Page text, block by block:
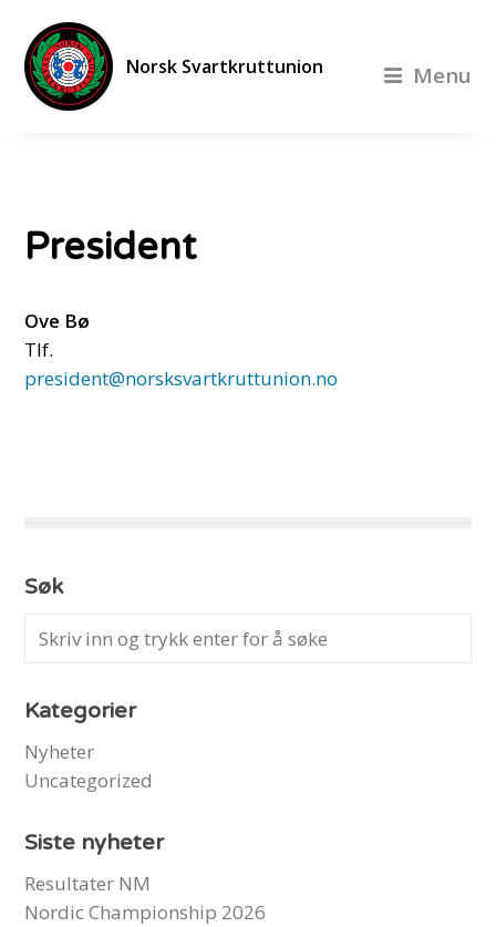
Norsk Svartkruttunion Menu
President
Ove Bø
Tlf.
president@norsksvartkruttunion.no
Søk
Kategorier
Nyheter
Uncategorized
Siste nyheter
Resultater NM
Nordic Championship 2026